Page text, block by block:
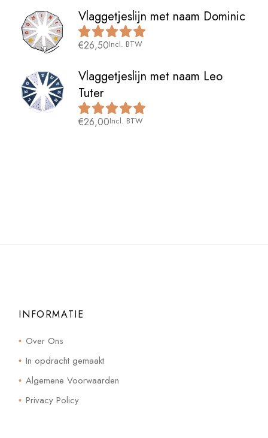
Vlaggetjeslijn met naam Dominic
€26,50Incl. BTW
Vlaggetjeslijn met naam Leo
Tuter
€26,00Incl. BTW
INFORMATIE
Over Ons
In opdracht gemaakt
Algemene Voorwaarden
Privacy Policy